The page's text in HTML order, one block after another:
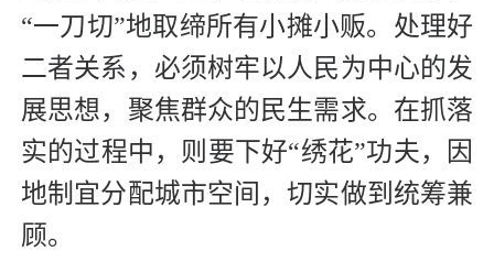
“一刀切”地取缔所有小摊小贩。处理好
二者关系，必须树牢以人民为中心的发
展思想，聚焦群众的民生需求。在抓落
实的过程中，则要下好“绣花”功夫，因
地制宜分配城市空间，切实做到统筹兼
顾。